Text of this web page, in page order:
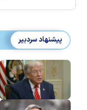
پیشنهاد سردبیر